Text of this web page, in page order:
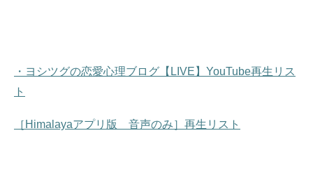
・ヨシツグの恋愛心理ブログ【LIVE】YouTube再生リス
ト
［Himalayaアプリ版 音声のみ］再生リスト